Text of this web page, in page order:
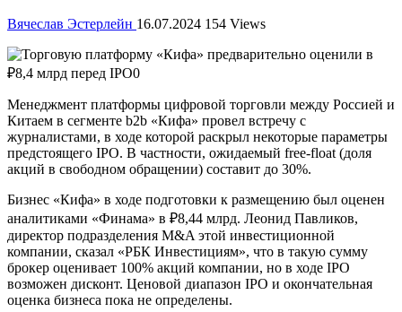
Вячеслав Эстерлейн 16.07.2024 154 Views
Менеджмент платформы цифровой торговли между Россией и
Китаем в сегменте b2b «Кифа» провел встречу с
журналистами, в ходе которой раскрыл некоторые параметры
предстоящего IPO. В частности, ожидаемый free-float (доля
акций в свободном обращении) составит до 30%.
Бизнес «Кифа» в ходе подготовки к размещению был оценен
аналитиками «Финама» в ₽8,44 млрд. Леонид Павликов,
директор подразделения M&A этой инвестиционной
компании, сказал «РБК Инвестициям», что в такую сумму
брокер оценивает 100% акций компании, но в ходе IPO
возможен дисконт. Ценовой диапазон IPO и окончательная
оценка бизнеса пока не определены.